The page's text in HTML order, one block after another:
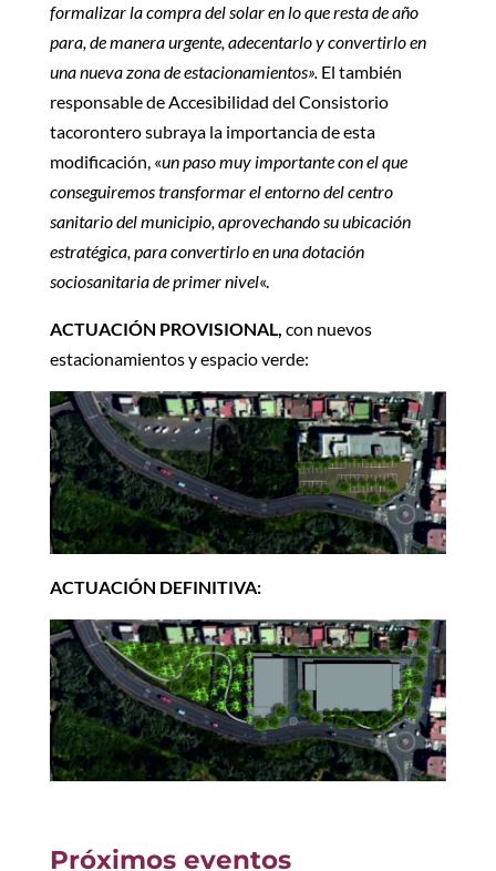
formalizar la compra del solar en lo que resta de año
para, de manera urgente, adecentarlo y convertirlo en
una nueva zona de estacionamientos».El también
responsable de Accesibilidad del Consistorio
tacorontero subraya la importancia de esta
modificación, «un paso muy importante con el que
conseguiremos transformar el entorno del centro
sanitario del municipio, aprovechando su ubicación
estratégica, para convertirlo en una dotación
sociosanitaria de primer nivel«.
ACTUACIÓN PROVISIONAL, con nuevos
estacionamientos y espacio verde:
ACTUACIÓN DEFINITIVA:
Próximos eventos